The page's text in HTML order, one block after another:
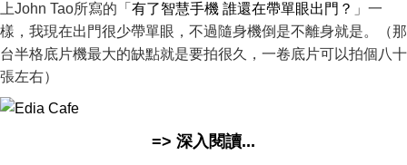
上John Tao所寫的「 有了智慧手機 誰還在帶單眼出門？ 」一
樣，我現在出門很少帶單眼，不過隨身機倒是不離身就是。（那
台半格底片機最大的缺點就是要拍很久，一卷底片可以拍個八十
張左右）
=> 深入閱讀...